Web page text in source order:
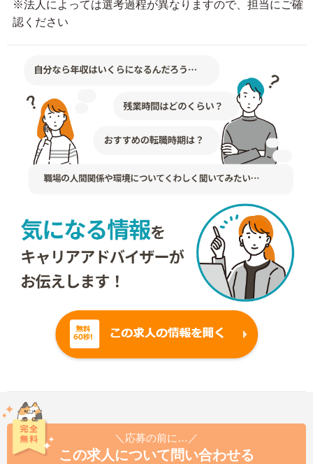
※法人によっては選考過程が異なりますので、担当にご確
認ください
＼応募の前に…／
この求人について問い合わせる